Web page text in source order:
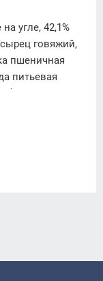
угле, 42,1%
говяжий,
пшеничная
питьевая
пшеничная,
Е471
(Э160а)